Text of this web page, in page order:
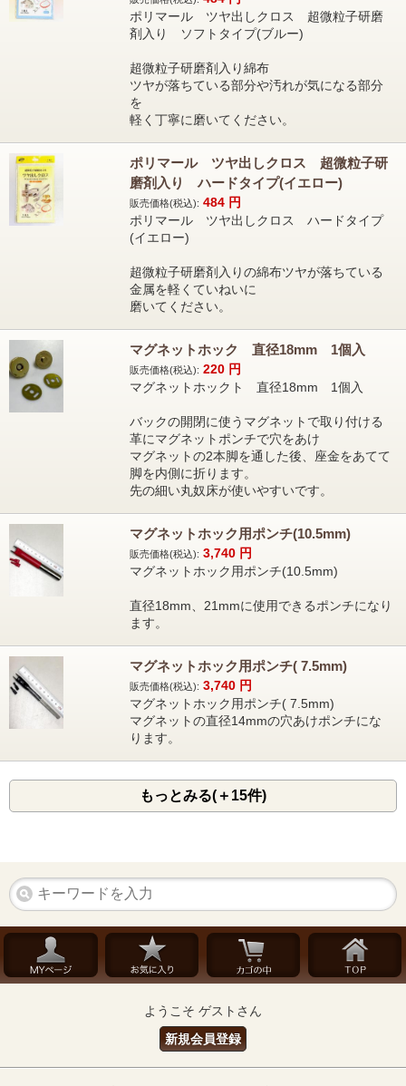
ポリマール ツヤ出しクロス 超微粒子研磨
剤入り ソフトタイプ(ブルー)
超微粒子研磨剤入り綿布
ツヤが落ちている部分や汚れが気になる部分
を
軽く丁寧に磨いてください。
ポリマール ツヤ出しクロス 超微粒子研
磨剤入り ハードタイプ(イエロー)
販売価格(税込): 484 円
ポリマール ツヤ出しクロス ハードタイプ
(イエロー)
超微粒子研磨剤入りの綿布ツヤが落ちている
金属を軽くていねいに
磨いてください。
マグネットホック 直径18mm 1個入
販売価格(税込): 220 円
マグネットホックト 直径18mm 1個入
バックの開閉に使うマグネットで取り付ける
革にマグネットポンチで穴をあけ
マグネットの2本脚を通した後、座金をあてて
脚を内側に折ります。
先の細い丸奴床が使いやすいです。
マグネットホック用ポンチ(10.5mm)
販売価格(税込): 3,740 円
マグネットホック用ポンチ(10.5mm)
直径18mm、21mmに使用できるポンチになり
ます。
マグネットホック用ポンチ( 7.5mm)
販売価格(税込): 3,740 円
マグネットホック用ポンチ( 7.5mm)
マグネットの直径14mmの穴あけポンチにな
ります。
もっとみる(＋15件)
ようこそ ゲストさん
新規会員登録